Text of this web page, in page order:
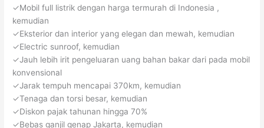
✓Mobil full listrik dengan harga termurah di Indonesia ,
kemudian
✓Eksterior dan interior yang elegan dan mewah, kemudian
✓Electric sunroof, kemudian
✓Jauh lebih irit pengeluaran uang bahan bakar dari pada mobil
konvensional
✓Jarak tempuh mencapai 370km, kemudian
✓Tenaga dan torsi besar, kemudian
✓Diskon pajak tahunan hingga 70%
✓Bebas ganjil genap Jakarta, kemudian